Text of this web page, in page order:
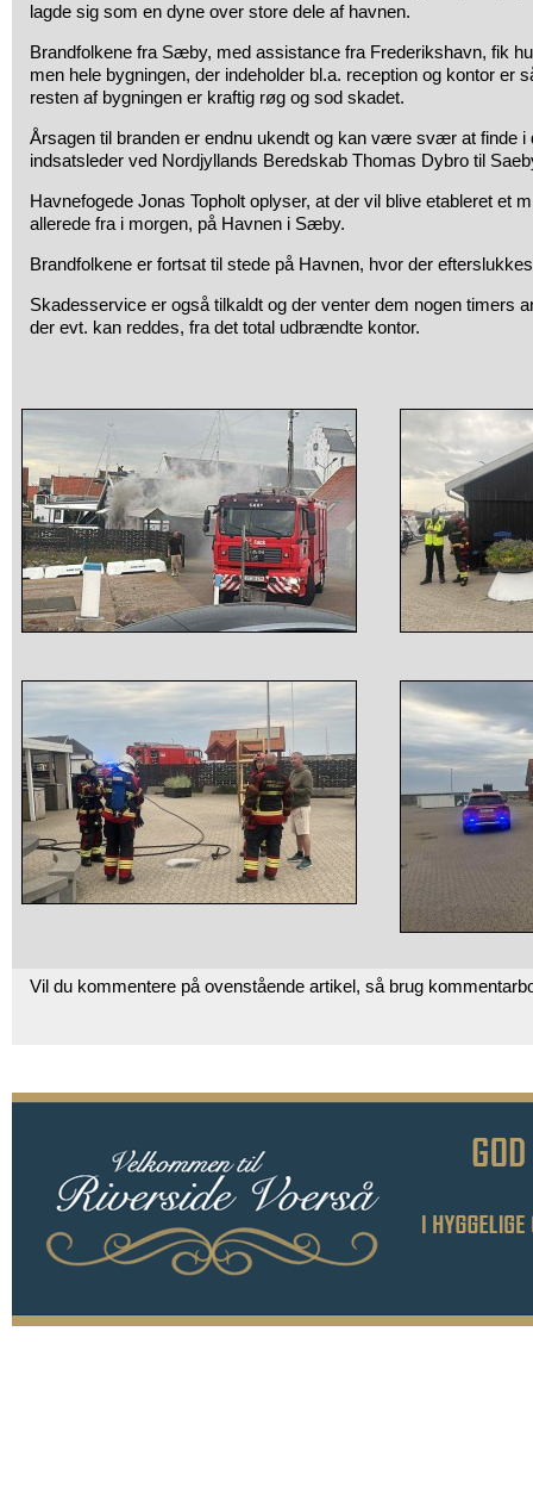
lagde sig som en dyne over store dele af havnen.
Brandfolkene fra Sæby, med assistance fra Frederikshavn, fik
men hele bygningen, der indeholder bl.a. reception og kontor er
resten af bygningen er kraftig røg og sod skadet.
Årsagen til branden er endnu ukendt og kan være svær at finde
indsatsleder ved Nordjyllands Beredskab Thomas Dybro til
Havnefogede Jonas Topholt oplyser, at der vil blive etableret et
allerede fra i morgen, på Havnen i Sæby.
Brandfolkene er fortsat til stede på Havnen, hvor der
Skadesservice er også tilkaldt og der venter dem nogen timers
der evt. kan reddes, fra det total udbrændte kontor.
Vil du kommentere på ovenstående artikel, så brug